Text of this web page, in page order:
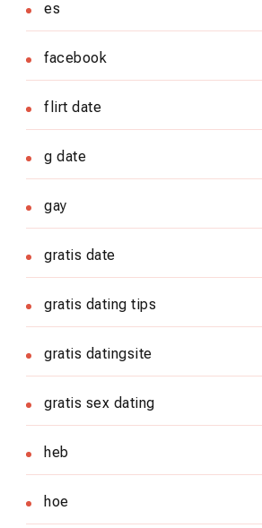
es
facebook
flirt date
g date
gay
gratis date
gratis dating tips
gratis datingsite
gratis sex dating
heb
hoe